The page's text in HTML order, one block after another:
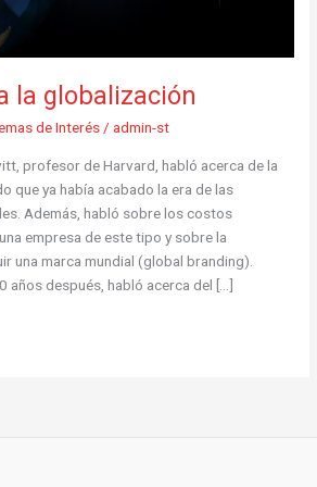
la globalización
de Interés/admin-st
profesor de Harvard, habló acerca de la
que ya había acabado la era de las
Además, habló sobre los costos
empresa de este tipo y sobre la
una marca mundial (global branding).
años después, habló acerca del […]